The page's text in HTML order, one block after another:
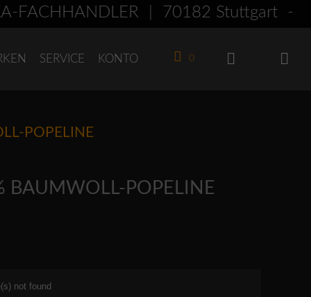
| 70182 Stuttgart -
SERVICE KONTO 0
POPELINE
BAUMWOLL-POPELINE
not found